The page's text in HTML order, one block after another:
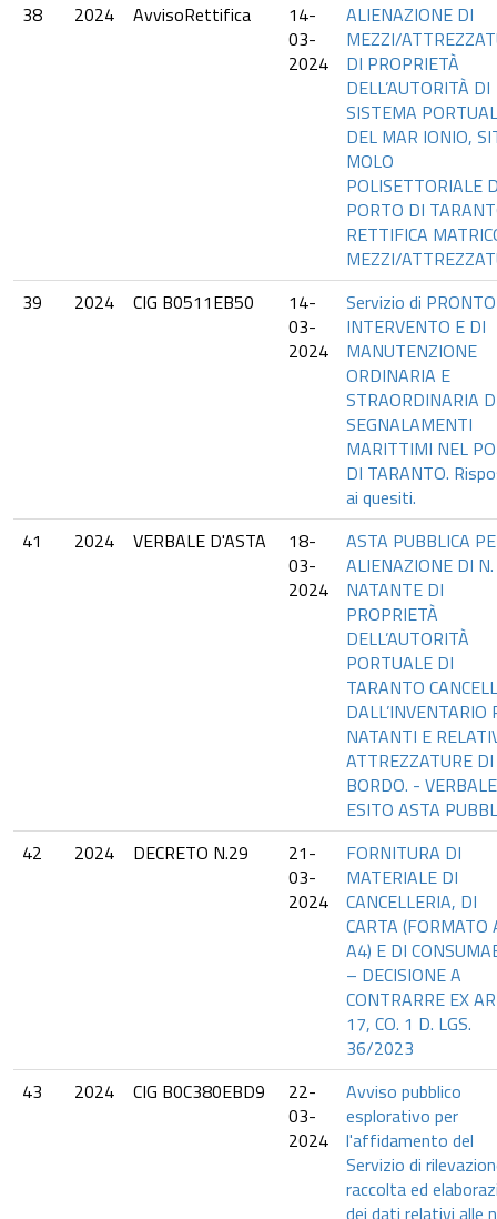
38
2024 AvvisoRettifica
14-
03-
2024
ALIENAZIONE DI
MEZZI/
DI PROPRIETÀ
DELL’AUTORITÀ DI
SISTEMA
DEL MAR IONIO,
MOLO
POLISETTORIALE
PORTO DI
RETTIFICA
MEZZI/
39
2024 CIG B0511EB50
14-
03-
2024
Servizio di PRONTO
INTERVENTO E DI
MANUTENZIONE
ORDINARIA E
STRAORDINARIA
SEGNALAMENTI
MARITTIMI NEL
DI TARANTO.
ai quesiti.
41
2024 VERBALE D'ASTA
18-
03-
2024
ASTA PUBBLICA
ALIENAZIONE DI
NATANTE DI
PROPRIETÀ
DELL’AUTORITÀ
PORTUALE DI
TARANTO
DALL’INVENTARIO
NATANTI E
ATTREZZATURE DI
BORDO. - VERBALE
ESITO ASTA
42
2024 DECRETO N.29
21-
03-
2024
FORNITURA DI
MATERIALE DI
CANCELLERIA, DI
CARTA (FORMATO
A4) E DI
– DECISIONE A
CONTRARRE EX
17, CO. 1 D. LGS.
36/2023
43
2024 CIG B0C380EBD9
22-
03-
2024
Avviso pubblico
esplorativo per
l'affidamento del
Servizio di
raccolta ed
dei dati relativi alle